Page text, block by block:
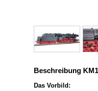
Beschreibung
Das Vorbild: